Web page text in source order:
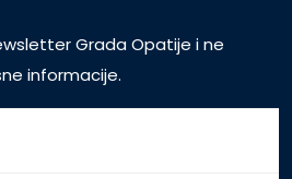
Grada Opatije i ne
informacije.